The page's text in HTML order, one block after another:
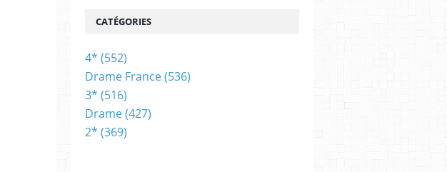
CATÉGORIES
4* (552)
Drame France(536)
3* (516)
Drame(427)
2* (369)